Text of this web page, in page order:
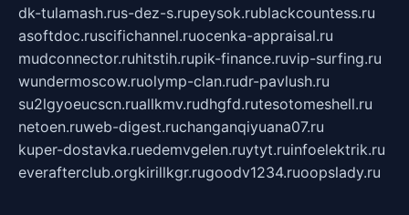
dk-tulamash.rus-dez-s.rupeysok.rublackcountess.ru
asoftdoc.ruscifichannel.ruocenka-appraisal.ru
mudconnector.ruhitstih.rupik-finance.ruvip-surfing.ru
wundermoscow.ruolymp-clan.rudr-pavlush.ru
su2lgyoeucscn.ruallkmv.rudhgfd.rutesotomeshell.ru
netoen.ruweb-digest.ruchanganqiyuana07.ru
kuper-dostavka.ruedemvgelen.ruytyt.ruinfoelektrik.ru
everafterclub.orgkirillkgr.rugoodv1234.ruoopslady.ru